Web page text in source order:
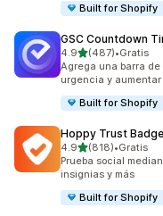
Built for Shopify
GSC Countdown
4.9de 5 estrellas
(487)
487 reseñas en total
•Gratis
Agrega una barra
urgencia y
Built for Shopify
Hoppy Trust
4.9de 5 estrellas
(818)
818 reseñas en total
•Gratis
Prueba social
insignias y más
Built for Shopify